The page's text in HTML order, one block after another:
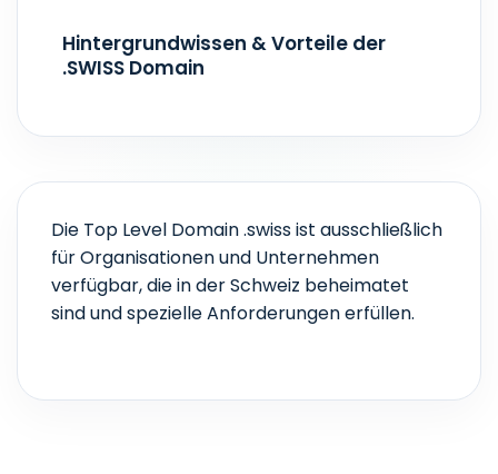
Hintergrundwissen & Vorteile der
.SWISS Domain
Die Top Level Domain .swiss ist ausschließlich
für Organisationen und Unternehmen
verfügbar, die in der Schweiz beheimatet
sind und spezielle Anforderungen erfüllen.